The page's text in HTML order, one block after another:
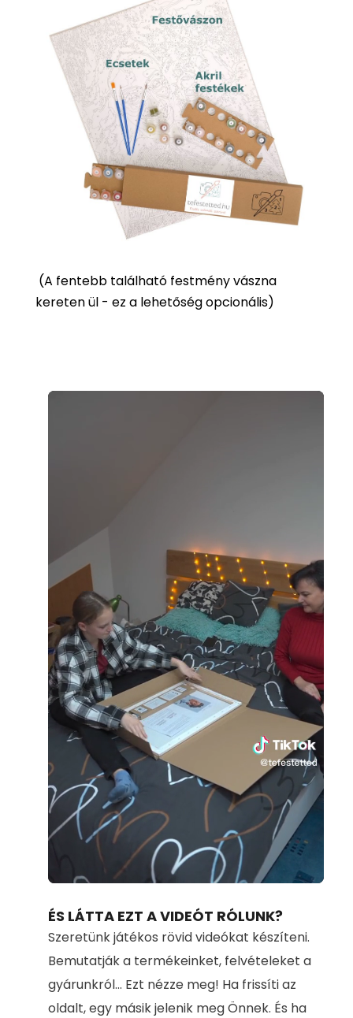
(A fentebb található festmény vászna
kereten ül - ez a lehetőség opcionális)
Unmute Loaded
80.78%
ÉS LÁTTA EZT A VIDEÓT RÓLUNK?
Szeretünk játékos rövid videókat készíteni.
Bemutatják a termékeinket, felvételeket a
gyárunkról... Ezt nézze meg! Ha frissíti az
oldalt, egy másik jelenik meg Önnek. És ha